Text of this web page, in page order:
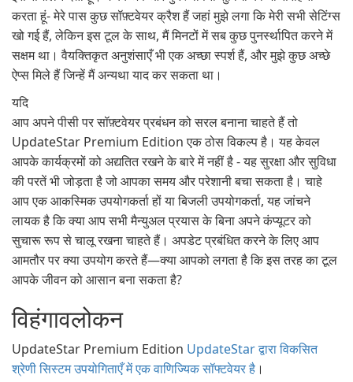
करता हूं- मेरे पास कुछ सॉफ़्टवेयर क्रैश हैं जहां मुझे लगा कि मेरी सभी सेटिंग्स
खो गई हैं, लेकिन इस टूल के साथ, मैं मिनटों में सब कुछ पुनर्स्थापित करने में
सक्षम था। वैयक्तिकृत अनुशंसाएँ भी एक अच्छा स्पर्श हैं, और मुझे कुछ अच्छे
ऐप्स मिले हैं जिन्हें मैं अन्यथा याद कर सकता था।
यदि
आप अपने पीसी पर सॉफ़्टवेयर प्रबंधन को सरल बनाना चाहते हैं तो
UpdateStar Premium Edition एक ठोस विकल्प है। यह केवल
आपके कार्यक्रमों को अद्यतित रखने के बारे में नहीं है - यह सुरक्षा और सुविधा
की परतें भी जोड़ता है जो आपका समय और परेशानी बचा सकता है। चाहे
आप एक आकस्मिक उपयोगकर्ता हों या बिजली उपयोगकर्ता, यह जांचने
लायक है कि क्या आप सभी मैन्युअल प्रयास के बिना अपने कंप्यूटर को
सुचारू रूप से चालू रखना चाहते हैं। अपडेट प्रबंधित करने के लिए आप
आमतौर पर क्या उपयोग करते हैं—क्या आपको लगता है कि इस तरह का टूल
आपके जीवन को आसान बना सकता है?
विहंगावलोकन
UpdateStar Premium Edition UpdateStar द्वारा विकसित
श्रेणी सिस्टम उपयोगिताएँ में एक वाणिज्यिक सॉफ्टवेयर है ।